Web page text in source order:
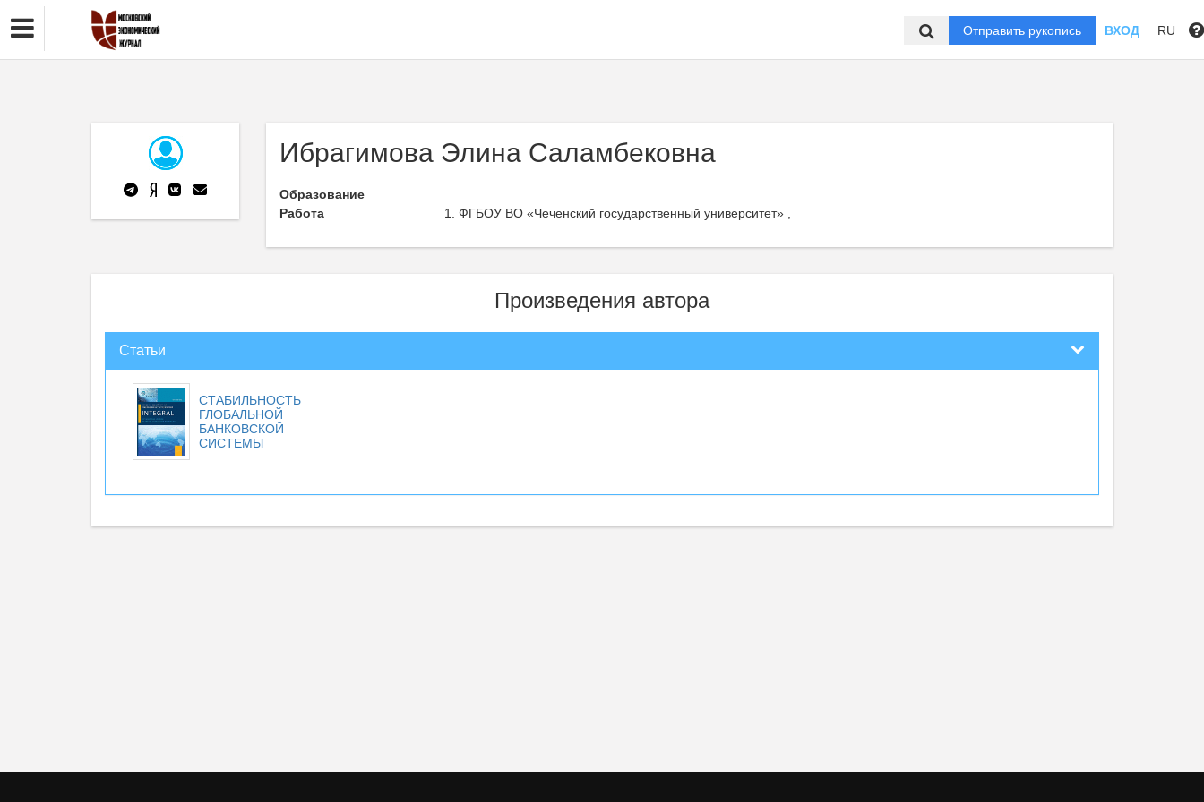
Отправить рукопись ВХОД RU
Ибрагимова Элина Саламбековна
Образование
Работа
ФГБОУ ВО «Чеченский государственный университет» ,
Произведения автора
Статьи
СТАБИЛЬНОСТЬ
ГЛОБАЛЬНОЙ
БАНКОВСКОЙ
СИСТЕМЫ